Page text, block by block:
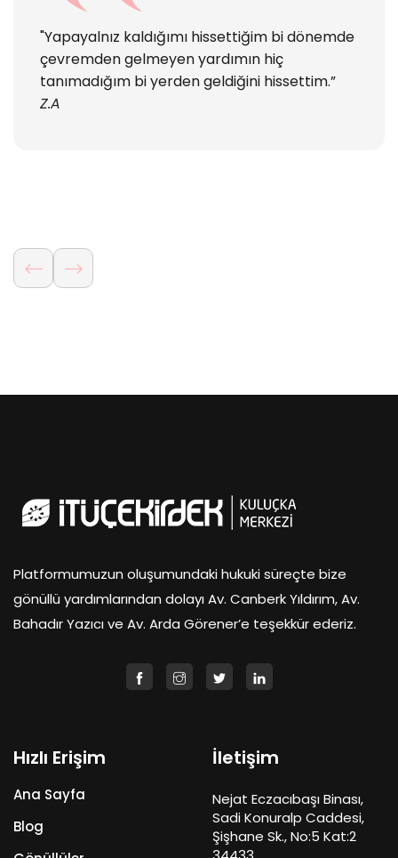
"Yapayalnız kaldığımı hissettiğim bi dönemde
çevremden gelmeyen yardımın hiç
tanımadığım bi yerden geldiğini hissettim.”
Z.A
Platformumuzun oluşumundaki hukuki süreçte bize
gönüllü yardımlarından dolayı Av. Canberk Yıldırım, Av.
Bahadır Yazıcı ve Av. Arda Görener’e teşekkür ederiz.
Hızlı Erişim
Ana Sayfa
Blog
İletişim
Nejat Eczacıbaşı Binası,
Sadi Konuralp Caddesi,
Şişhane Sk., No:5 Kat:2